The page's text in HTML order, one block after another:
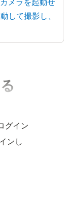
して撮影し、
グイン
ンし